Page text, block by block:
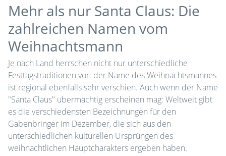
Mehr als nur Santa Claus: Die
zahlreichen Namen vom
Weihnachtsmann
Je nach Land herrschen nicht nur unterschiedliche
Festtagstraditionen vor: der Name des Weihnachtsmannes
ist regional ebenfalls sehr verschien. Auch wenn der Name
"Santa Claus" übermächtig erscheinen mag: Weltweit gibt
es die verschiedensten Bezeichnungen für den
Gabenbringer im Dezember, die sich aus den
unterschiedlichen kulturellen Ursprüngen des
weihnachtlichen Hauptcharakters ergeben haben.